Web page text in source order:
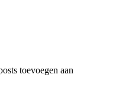
toevoegen aan